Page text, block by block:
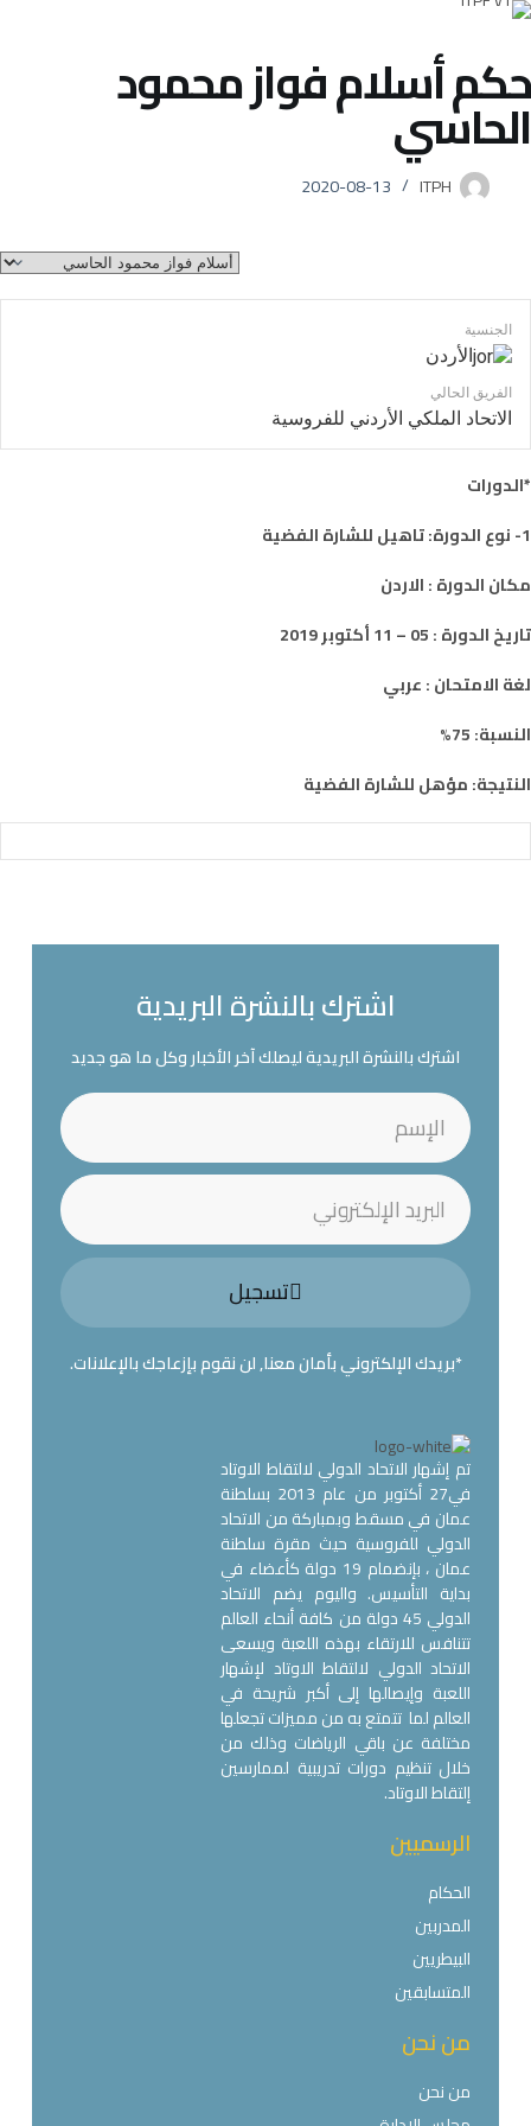
حكمأسلام فواز محمود
الحاسي
ITPH
2020-08-13
الجنسية
الأردن
الفريق الحالي
الاتحاد الملكي الأردني للفروسية
*الدورات
1- نوع الدورة: تاهيل للشارة الفضية
مكان الدورة : الاردن
تاريخ الدورة : 05 – 11 أكتوبر 2019
لغة الامتحان : عربي
النسبة: 75%
النتيجة: مؤهل للشارة الفضية
اشترك بالنشرة البريدية
اشترك بالنشرة البريدية ليصلك آخر الأخبار وكل ما هو جديد
تسجيل
*بريدك الإلكتروني بأمان معنا, لن نقوم بإزعاجك بالإعلانات.
تم إشهار الاتحاد الدولي لالتقاط الاوتاد
في27 أكتوبر من عام 2013 بسلطنة
عمان في مسقط وبمباركة من الاتحاد
الدولي للفروسية حيث مقرة سلطنة
عمان ، بإنضمام 19 دولة كأعضاء في
بداية التأسيس. واليوم يضم الاتحاد
الدولي 45 دولة من كافة أنحاء العالم
تتنافس للارتقاء بهذه اللعبة ويسعى
الاتحاد الدولي لالتقاط الاوتاد لإشهار
اللعبة وإيصالها إلى أكبر شريحة في
العالم لما تتمتع به من مميزات تجعلها
مختلفة عن باقي الرياضات وذلك من
خلال تنظيم دورات تدريبية لممارسين
إلتقاط الاوتاد.
الرسميين
الحكام
المدربين
البيطريين
المتسابقين
من نحن
من نحن